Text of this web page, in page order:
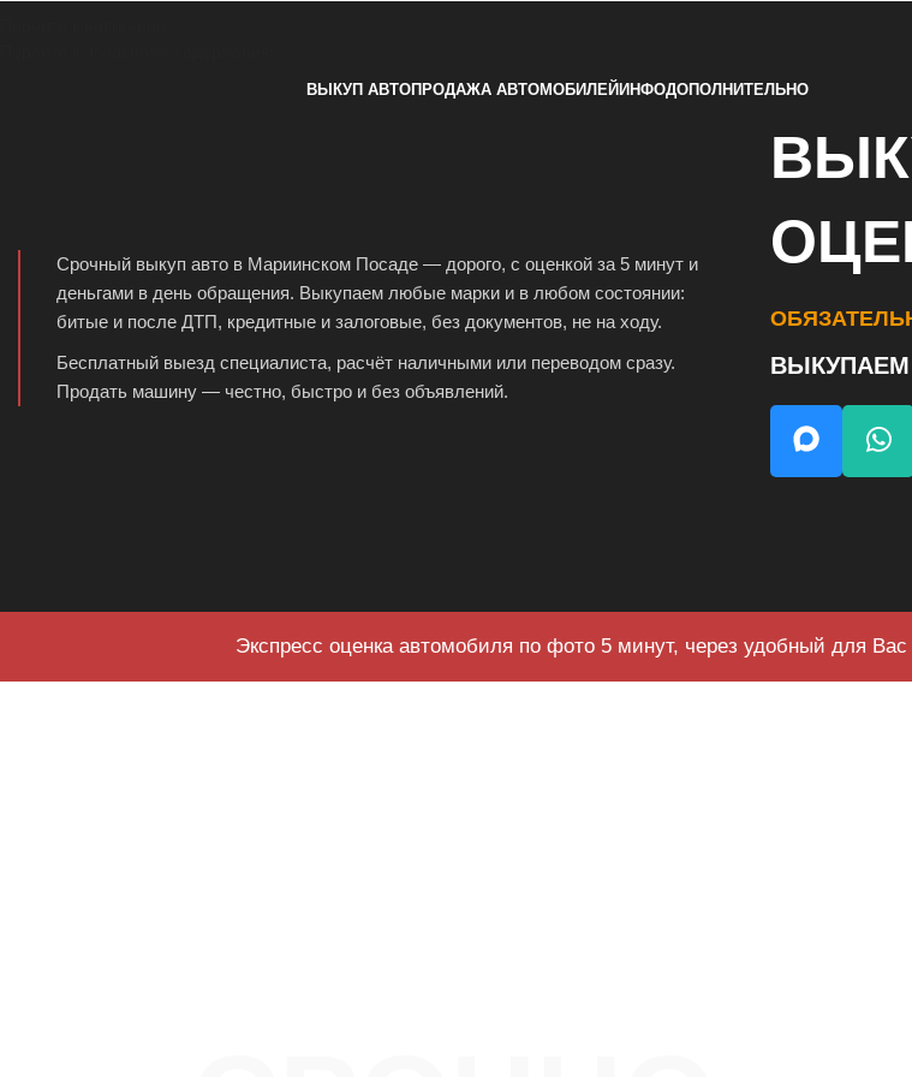
ВЫКУП АВТОПРОДАЖА АВТОМОБИЛЕЙ ИНФОДОПОЛНИТЕЛЬНО
Срочный выкуп авто в Мариинском Посаде — дорого, с оценкой за 5 минут и
деньгами в день обращения. Выкупаем любые марки и в любом состоянии:
битые и после ДТП, кредитные и залоговые, без документов, не на ходу.
Бесплатный выезд специалиста, расчёт наличными или переводом сразу.
Продать машину — честно, быстро и без объявлений.
Экспресс оценка автомобиля по фото 5 минут, через удобный для